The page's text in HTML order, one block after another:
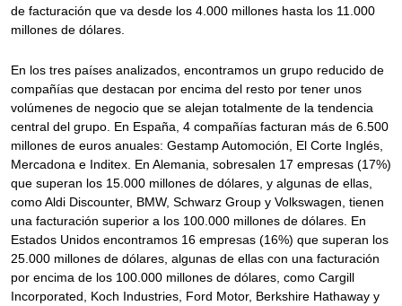
de facturación que va desde los 4.000 millones hasta los 11.000
millones de dólares.
En los tres países analizados, encontramos un grupo reducido de
compañías que destacan por encima del resto por tener unos
volúmenes de negocio que se alejan totalmente de la tendencia
central del grupo. En España, 4 compañías facturan más de 6.500
millones de euros anuales: Gestamp Automoción, El Corte Inglés,
Mercadona e Inditex. En Alemania, sobresalen 17 empresas (17%)
que superan los 15.000 millones de dólares, y algunas de ellas,
como Aldi Discounter, BMW, Schwarz Group y Volkswagen, tienen
una facturación superior a los 100.000 millones de dólares. En
Estados Unidos encontramos 16 empresas (16%) que superan los
25.000 millones de dólares, algunas de ellas con una facturación
por encima de los 100.000 millones de dólares, como Cargill
Incorporated, Koch Industries, Ford Motor, Berkshire Hathaway y